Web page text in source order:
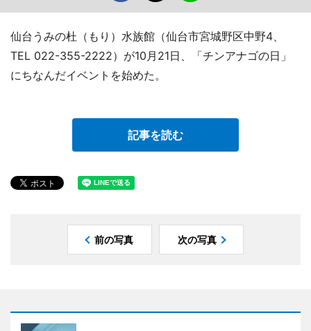
仙台うみの杜（もり）水族館（仙台市宮城野区中野4、
TEL 022-355-2222）が10月21日、「チンアナゴの日」
にちなんだイベントを始めた。
記事を読む
前の写真 次の写真